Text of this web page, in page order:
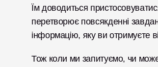
Їм доводиться
перетворює повсякденні
інформацію, яку ви отримуєте
Тож коли ми запитуємо, чи